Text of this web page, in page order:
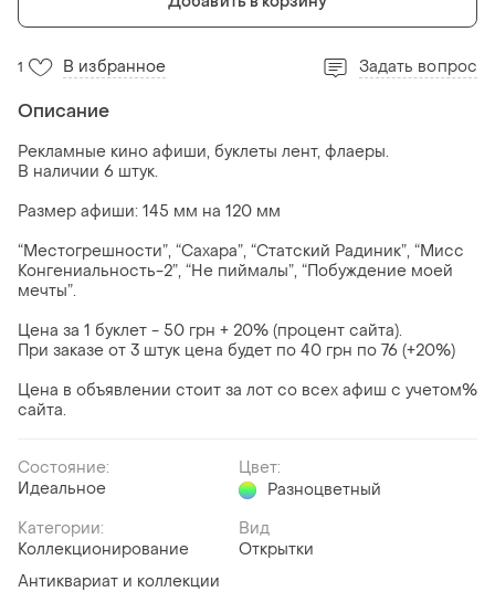
1 В избранное Задать вопрос
Описание
Рекламные кино афиши, буклеты лент, флаеры.
В наличии 6 штук.
Размер афиши: 145 мм на 120 мм
“Местогрешности”, “Сахара”, “Статский Радиник”, “Мисс
Конгениальность-2”, “Не пиймалы”, “Побуждение моей
мечты”.
Цена за 1 буклет - 50 грн + 20% (процент сайта).
При заказе от 3 штук цена будет по 40 грн по 76 (+20%)
Цена в объявлении стоит за лот со всех афиш с учетом%
сайта.
Состояние:
Идеальное
Цвет:
Разноцветный
Категории:
Коллекционирование
Антиквариат и коллекции
Вид
Открытки